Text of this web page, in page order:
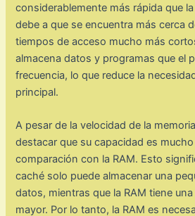
considerablemente más rápida que
debe a que se encuentra más cerca
tiempos de acceso mucho más
almacena datos y programas que el
frecuencia, lo que reduce la
principal.
A pesar de la velocidad de la
destacar que su capacidad es
comparación con la RAM. Esto
caché solo puede almacenar una
datos, mientras que la RAM tiene
mayor. Por lo tanto, la RAM es